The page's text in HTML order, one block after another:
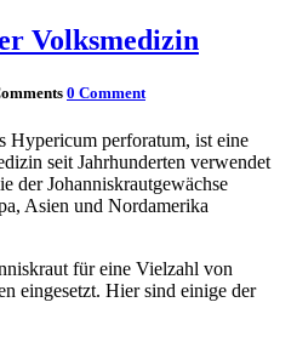
Volksmedizin
0 Comment
Hypericum perforatum, ist eine
seit Jahrhunderten verwendet
der Johanniskrautgewächse
Asien und Nordamerika
für eine Vielzahl von
eingesetzt. Hier sind einige der